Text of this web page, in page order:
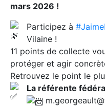
mars 2026 !
Participez à
Vilaine !
11 points de collecte
protéger et agir
Retrouvez le point le
La référente